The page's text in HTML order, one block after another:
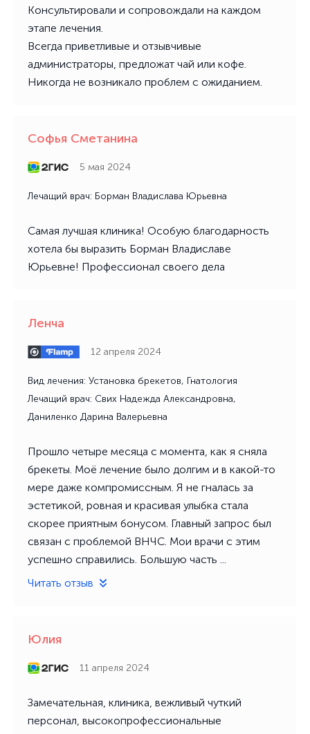
Консультировали и сопровождали на каждом
этапе лечения.
Всегда приветливые и отзывчивые
администраторы, предложат чай или кофе.
Никогда не возникало проблем с ожиданием.
Софья Сметанина
5 мая 2024
Лечащий врач: Борман Владислава Юрьевна
Самая лучшая клиника! Особую благодарность
хотела бы выразить Борман Владиславе
Юрьевне! Профессионал своего дела
Ленча
12 апреля 2024
Вид лечения: Установка брекетов, Гнатология
Лечащий врач: Свих Надежда Александровна,
Даниленко Дарина Валерьевна
Прошло четыре месяца с момента, как я сняла
брекеты. Моё лечение было долгим и в какой-то
мере даже компромиссным. Я не гналась за
эстетикой, ровная и красивая улыбка стала
скорее приятным бонусом. Главный запрос был
связан с проблемой ВНЧС. Мои врачи с этим
успешно справились. Большую часть ...
Читать отзыв
Юлия
11 апреля 2024
Замечательная, клиника, вежливый чуткий
персонал, высокопрофессиональные